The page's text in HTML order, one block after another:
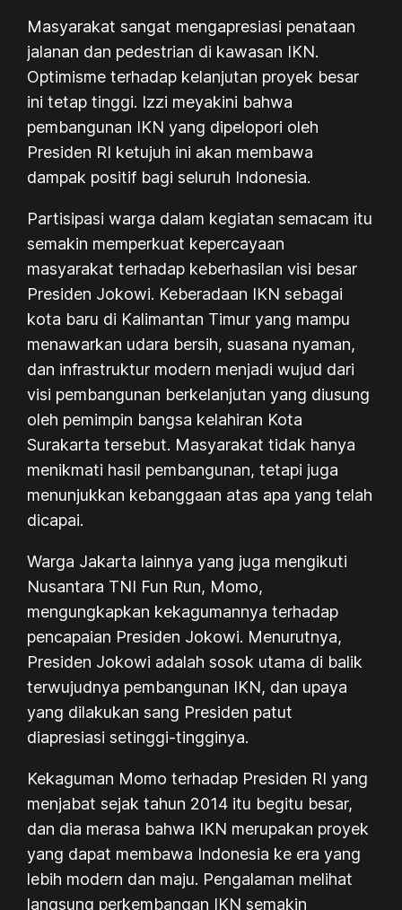
Masyarakat sangat mengapresiasi penataan
jalanan dan pedestrian di kawasan IKN.
Optimisme terhadap kelanjutan proyek besar
ini tetap tinggi. Izzi meyakini bahwa
pembangunan IKN yang dipelopori oleh
Presiden RI ketujuh ini akan membawa
dampak positif bagi seluruh Indonesia.
Partisipasi warga dalam kegiatan semacam itu
semakin memperkuat kepercayaan
masyarakat terhadap keberhasilan visi besar
Presiden Jokowi. Keberadaan IKN sebagai
kota baru di Kalimantan Timur yang mampu
menawarkan udara bersih, suasana nyaman,
dan infrastruktur modern menjadi wujud dari
visi pembangunan berkelanjutan yang diusung
oleh pemimpin bangsa kelahiran Kota
Surakarta tersebut. Masyarakat tidak hanya
menikmati hasil pembangunan, tetapi juga
menunjukkan kebanggaan atas apa yang telah
dicapai.
Warga Jakarta lainnya yang juga mengikuti
Nusantara TNI Fun Run, Momo,
mengungkapkan kekagumannya terhadap
pencapaian Presiden Jokowi. Menurutnya,
Presiden Jokowi adalah sosok utama di balik
terwujudnya pembangunan IKN, dan upaya
yang dilakukan sang Presiden patut
diapresiasi setinggi-tingginya.
Kekaguman Momo terhadap Presiden RI yang
menjabat sejak tahun 2014 itu begitu besar,
dan dia merasa bahwa IKN merupakan proyek
yang dapat membawa Indonesia ke era yang
lebih modern dan maju. Pengalaman melihat
langsung perkembangan IKN semakin